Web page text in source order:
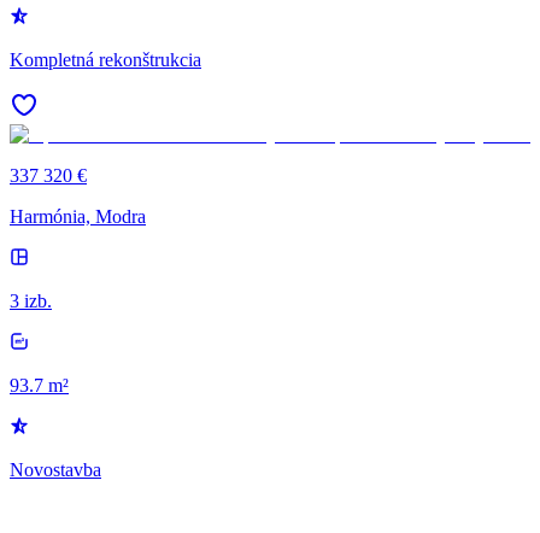
Kompletná rekonštrukcia
337 320 €
Harmónia, Modra
3 izb.
93.7 m²
Novostavba